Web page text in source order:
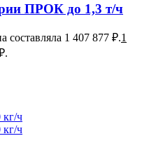
ПРОК до 1,3 т/ч
составляла 1 407 877 ₽.1